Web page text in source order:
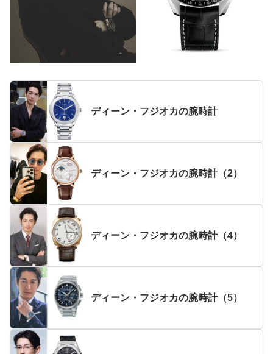
ディーン・フジオカの腕時計
ディーン・フジオカの腕時計（2）
ディーン・フジオカの腕時計（4）
ディーン・フジオカの腕時計（5）